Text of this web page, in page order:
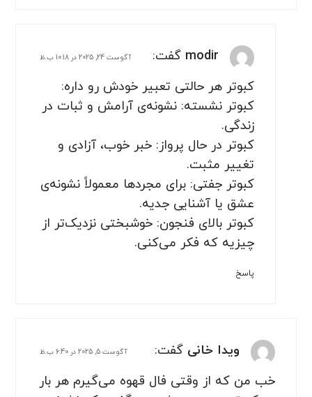
modir گفت: آگوست 24, 2025 در 10:18 ب.ظ
کبوتر هر حالتی تعبیر خودش رو داره:
کبوتر نشسته: نشونه‌ی آرامش و ثبات در
زندگی.
کبوتر در حال پرواز: خبر خوب، آزادی و
تغییر مثبت.
کبوتر جفتی: برای مجردها معمولاً نشونه‌ی
عشق یا آشنایی جدیه.
کبوتر بالای فنجون: خوشبختی نزدیک‌تر از
چیزیه که فکر می‌کنی.
پاسخ
ویدا خانی گفت: آگوست 5, 2025 در 6:40 ب.ظ
خب من که از وقتی فال قهوه می‌گیرم هر بار